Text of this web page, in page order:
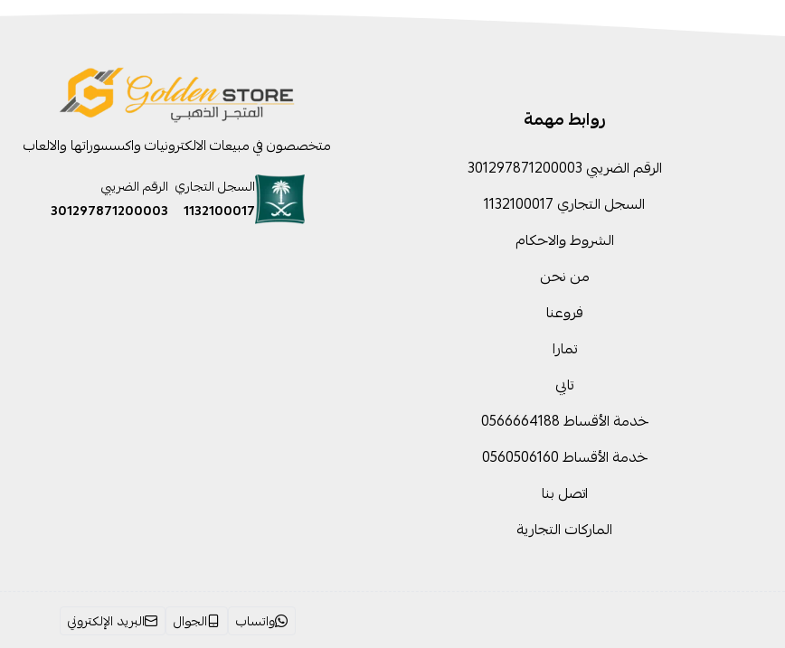
روابط مهمة
الرقم الضريبي 301297871200003
السجل التجاري 1132100017
الشروط والاحكام
من نحن
فروعنا
تمارا
تابي
خدمة الأقساط 0566664188
خدمة الأقساط 0560506160
اتصل بنا
الماركات التجارية
متخصصون في مبيعات الالكترونيات واكسسوراتها والالعاب
السجل التجاري
1132100017
الرقم الضريبي
301297871200003
واتساب الجوال البريد الإلكتروني